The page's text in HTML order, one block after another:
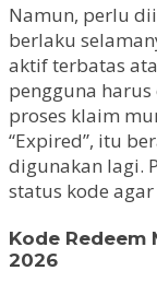
Namun, perlu
berlaku
aktif terbatas
pengguna harus
proses klaim
“Expired”, itu
digunakan lagi.
status kode
Kode Redeem
2026